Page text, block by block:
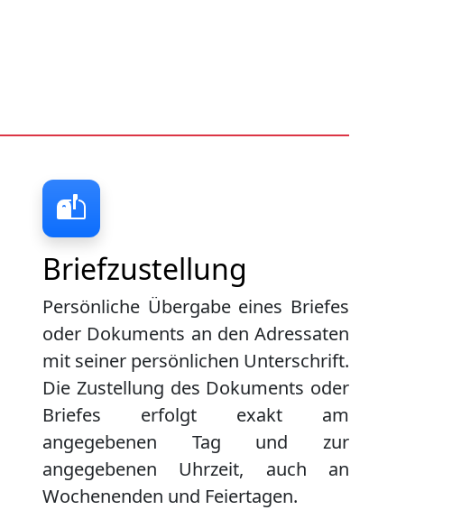
Briefzustellung
Persönliche Übergabe eines Briefes
oder Dokuments an den Adressaten
mit seiner persönlichen Unterschrift.
Die Zustellung des Dokuments oder
Briefes erfolgt exakt am
angegebenen Tag und zur
angegebenen Uhrzeit, auch an
Wochenenden und Feiertagen.